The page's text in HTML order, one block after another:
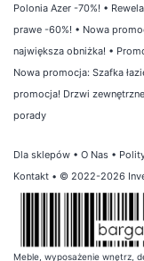
Polonia Azer -70%! •
prawe -60%! • Nowa
największa obniżka! •
Nowa promocja: Szafka
promocja! Drzwi
porady
Dla sklepów • O Nas •
Kontakt • © 2022-2026
Meble, wyposażenie wnętrz,